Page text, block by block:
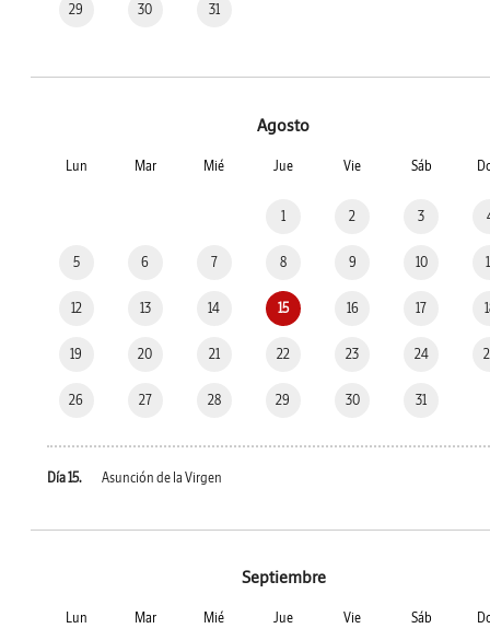
29 30 31
Agosto
Lun Mar Mié Jue Vie Sáb
1 2 3
5 6 7 8 9 10
12 13 14 15 16 17
19 20 21 22 23 24
26 27 28 29 30 31
Día 15. Asunción de la Virgen
Septiembre
Lun Mar Mié Jue Vie Sáb